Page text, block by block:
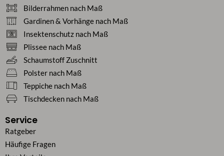
Bilderrahmen nach Maß
Gardinen & Vorhänge nach Maß
Insektenschutz nach Maß
Plissee nach Maß
Schaumstoff Zuschnitt
Polster nach Maß
Teppiche nach Maß
Tischdecken nach Maß
Service
Ratgeber
Häufige Fragen